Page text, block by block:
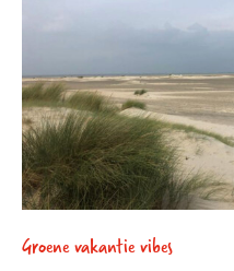
Groene vakantie vibes